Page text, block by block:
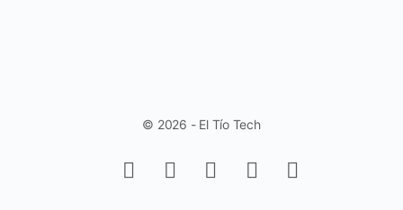
© 2026 - El Tío Tech